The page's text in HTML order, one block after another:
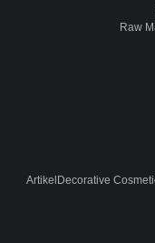
Raw
Artikel Decorative